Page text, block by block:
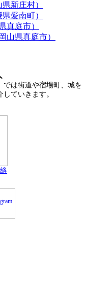
新庄村）
愛南町）
真庭市）
山県真庭市）
では街道や宿場町、城を
ていきます。